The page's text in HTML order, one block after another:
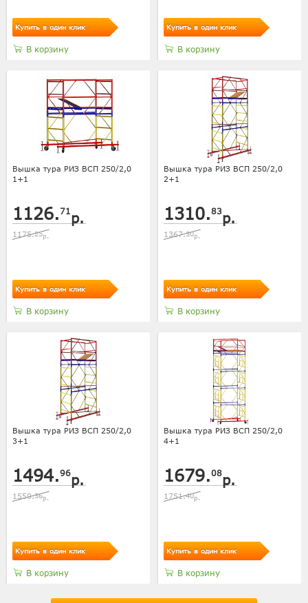
Купить в один клик
В корзину
Купить в один клик
В корзину
Вышка тура РИЗ ВСП 250/2,0
1+1
1126. 71р.
1175.25р.
Купить в один клик
В корзину
Вышка тура РИЗ ВСП 250/2,0
2+1
1310.83р.
1367.30р.
Купить в один клик
В корзину
Вышка тура РИЗ ВСП 250/2,0
3+1
1494.96р.
1559.36р.
Купить в один клик
В корзину
Вышка тура РИЗ ВСП 250/2,0
4+1
1679.08р.
1751.40р.
Купить в один клик
В корзину